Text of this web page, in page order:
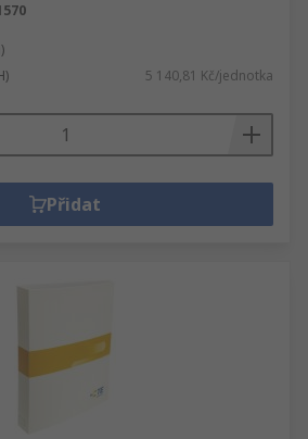
5 140,81 Kč/jednotka
Přidat